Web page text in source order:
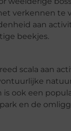
verkennen te
aan
beekjes.
scala aan
is ook een
en de